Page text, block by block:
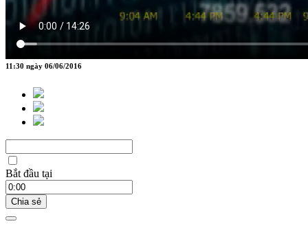
HÀN THỬ BIỂU
Nguồn: SCTV8 - VITV
11:30 ngày 06/06/2016
Bắt đầu tại
Chia sẻ